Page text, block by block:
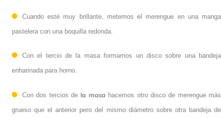
Cuando esté muy brillante, metemos el merengue en una manga
pastelera con una boquilla redonda.
Con el tercio de la masa formamos un disco sobre una bandeja
enharinada para horno.
Con dos tercios de la masa hacemos otro disco de merengue más
grueso que el anterior pero del mismo diámetro sobre otra bandeja de